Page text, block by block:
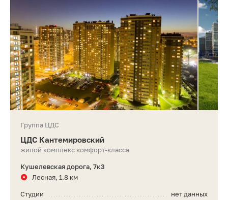
Группа ЦДС
ЦДС Кантемировский
жилой комплекс комфорт-класса
Кушелевская дорога, 7к3
Лесная, 1.8 км
нет данных
Студии